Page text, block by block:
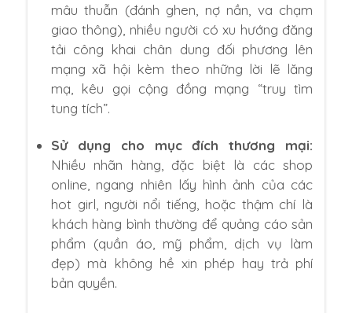
mâu thuẫn (đánh ghen, nợ nần, va chạm
giao thông), nhiều người có xu hướng đăng
tải công khai chân dung đối phương lên
mạng xã hội kèm theo những lời lẽ lăng
mạ, kêu gọi cộng đồng mạng “truy tìm
tung tích”.
Sử dụng cho mục đích thương mại:
Nhiều nhãn hàng, đặc biệt là các shop
online, ngang nhiên lấy hình ảnh của các
hot girl, người nổi tiếng, hoặc thậm chí là
khách hàng bình thường để quảng cáo sản
phẩm (quần áo, mỹ phẩm, dịch vụ làm
đẹp) mà không hề xin phép hay trả phí
bản quyền.